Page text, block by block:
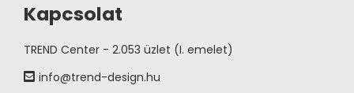
Kapcsolat
TREND Center - 2.053 üzlet (I. emelet)
info@trend-design.hu